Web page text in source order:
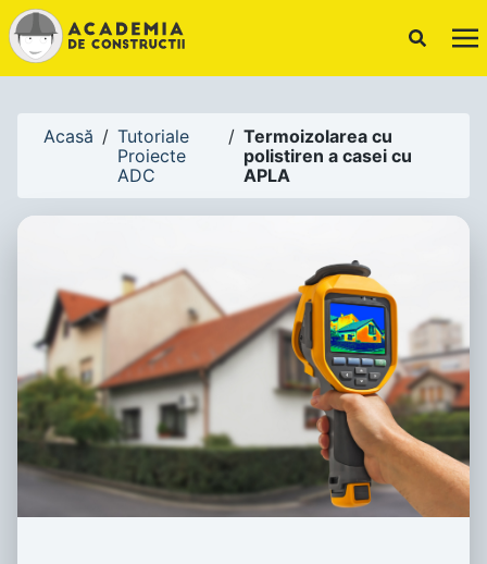
!-- Canonical URL -->
Acasă / Tutoriale
Proiecte
ADC
/ Termoizolarea cu
polistiren a casei cu
APLA